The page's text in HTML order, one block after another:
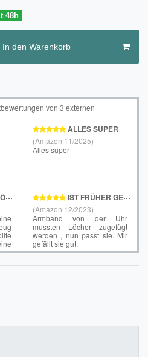
48h
In den Warenkorb